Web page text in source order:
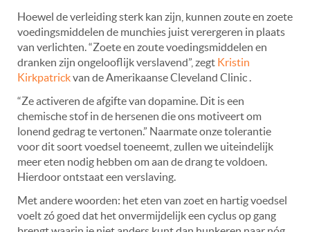
Hoewel de verleiding sterk kan zijn, kunnen zoute en zoete
voedingsmiddelen de munchies juist verergeren in plaats
van verlichten. “Zoete en zoute voedingsmiddelen en
dranken zijn ongelooflijk verslavend”, zegt Kristin
Kirkpatrickvan de Amerikaanse Cleveland Clinic .
“Ze activeren de afgifte van dopamine. Dit is een
chemische stof in de hersenen die ons motiveert om
lonend gedrag te vertonen.” Naarmate onze tolerantie
voor dit soort voedsel toeneemt, zullen we uiteindelijk
meer eten nodig hebben om aan de drang te voldoen.
Hierdoor ontstaat een verslaving.
Met andere woorden: het eten van zoet en hartig voedsel
voelt zó goed dat het onvermijdelijk een cyclus op gang